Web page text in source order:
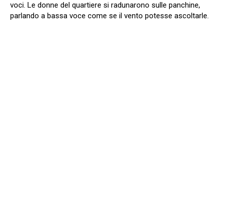
voci. Le donne del quartiere si radunarono sulle panchine,
parlando a bassa voce come se il vento potesse ascoltarle.